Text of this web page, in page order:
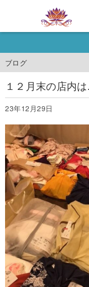
ブログ
１２月末の店内
23年12月29日